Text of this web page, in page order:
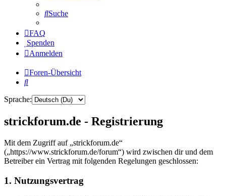
Suche
FAQ
Spenden
Anmelden
Foren-Übersicht
Suche
Sprache:
strickforum.de - Registrierung
Mit dem Zugriff auf „strickforum.de“
(„https://www.strickforum.de/forum“) wird zwischen dir und dem
Betreiber ein Vertrag mit folgenden Regelungen geschlossen:
1. Nutzungsvertrag